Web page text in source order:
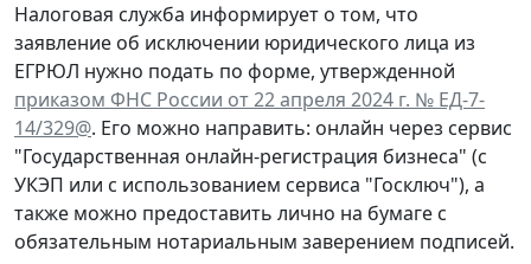
Налоговая служба информирует о том, что
заявление об исключении юридического лица из
ЕГРЮЛ нужно подать по форме, утвержденной
приказом ФНС России от 22 апреля 2024 г. № ЕД-7-
14/329@. Его можно направить: онлайн через сервис
"Государственная онлайн-регистрация бизнеса" (с
УКЭП или с использованием сервиса "Госключ"), а
также можно предоставить лично на бумаге с
обязательным нотариальным заверением подписей.